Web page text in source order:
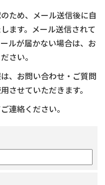
ため、メール送信後に自
ます。メール送信されて
ルが届かない場合は、お
さい。
、お問い合わせ・ご質問
させていただきます。
連絡ください。